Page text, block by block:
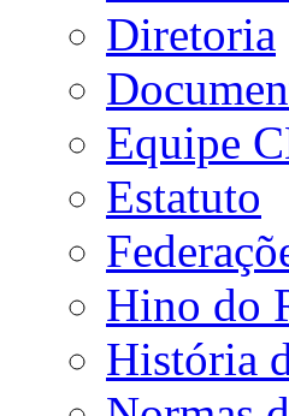
Diretoria
Equipe
Estatuto
Hino do
História